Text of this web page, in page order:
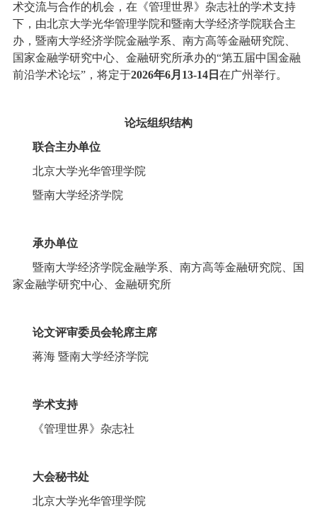
术交流与合作的机会，在《管理世界》杂志社的学术支持
下，由北京大学光华管理学院和暨南大学经济学院联合主
办，暨南大学经济学院金融学系、南方高等金融研究院、
国家金融学研究中心、金融研究所承办的“第五届中国金融
前沿学术论坛”，将定于2026年6月 13-14日 在广州举行。
论坛组织结构
联合主办单位
北京大学光华管理学院
暨南大学经济学院
承办单位
暨南大学经济学院金融学系、南方高等金融研究院、国
家金融学研究中心、金融研究所
论文评审委员会轮席主席
蒋海 暨南大学经济学院
学术支持
《管理世界》杂志社
大会秘书处
北京大学光华管理学院